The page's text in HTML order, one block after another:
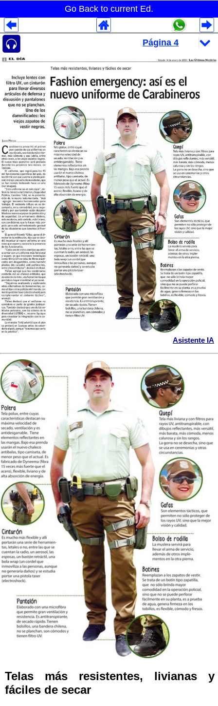
Go Back to current Ed.
Asistente IA
Telas más resistentes, livianas y
fáciles de secar
Despliegues Analytics
Despliegues Totales
Despliegues por Rubros